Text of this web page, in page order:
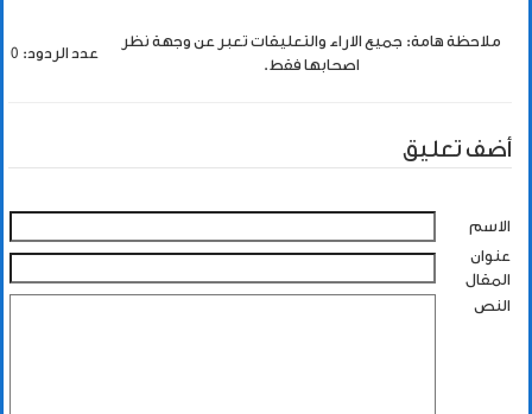
ملاحظة هامة: جميع الاراء والتعليقات تعبر عن وجهة نظر
اصحابها فقط.
عدد الردود: 0
أضف تعليق
الاسم
عنوان
المقال
النص